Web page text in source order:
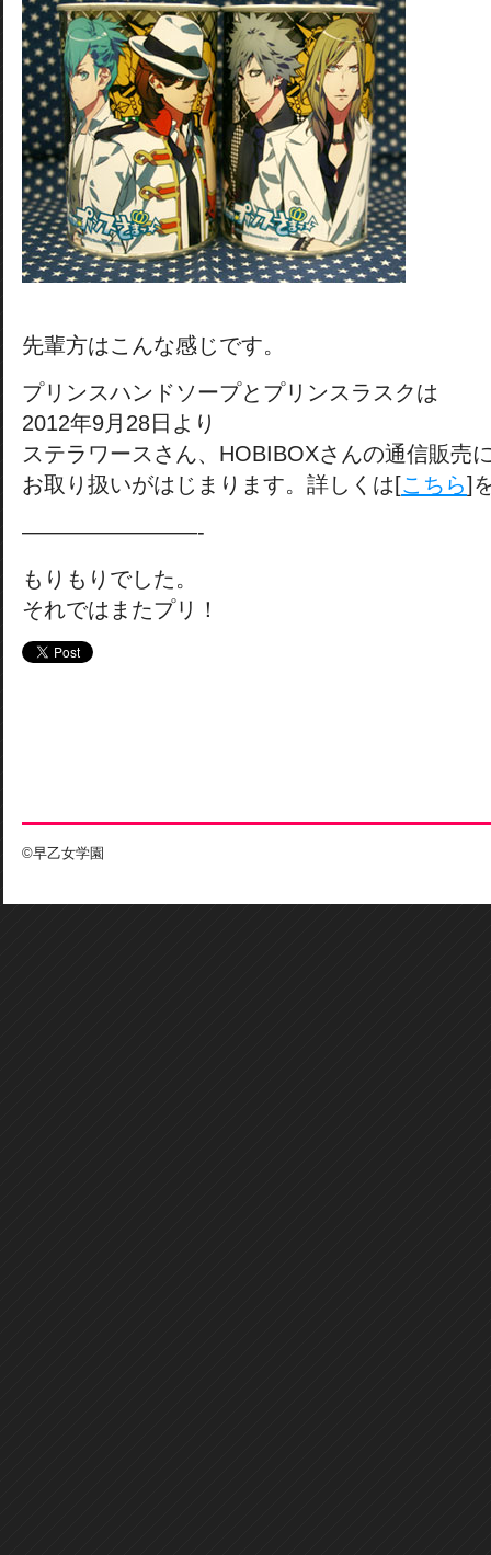
先輩方はこんな感じです。
プリンスハンドソープとプリンスラスクは
2012年9月28日より
ステラワースさん、HOBIBOXさんの通信販売
お取り扱いがはじまります。詳しくは[こちら]
————————-
もりもりでした。
それではまたプリ！
©早乙女学園